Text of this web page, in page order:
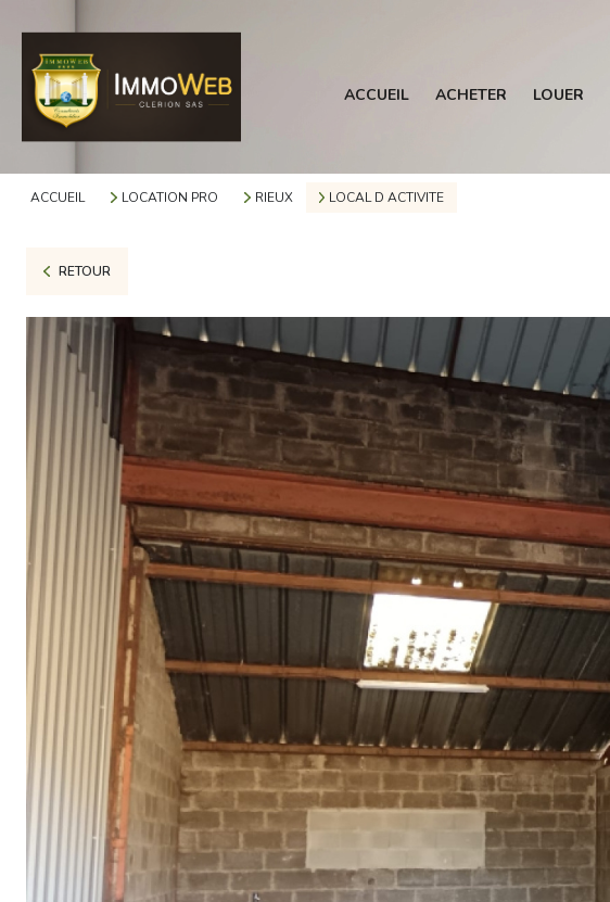
ACCUEIL ACHETER LOUER
ACCUEIL LOCATION PRO RIEUX LOCAL D ACTIVITE
RETOUR